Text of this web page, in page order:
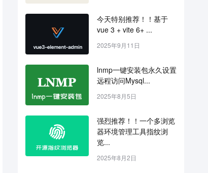
今天特别推荐！！基于
vue 3 + vite 6+ ...
2025年9月11日
lnmp一键安装包永久设置
远程访问Mysql...
2025年8月5日
强烈推荐！！一个多浏览
器环境管理工具指纹浏
览...
2025年8月2日